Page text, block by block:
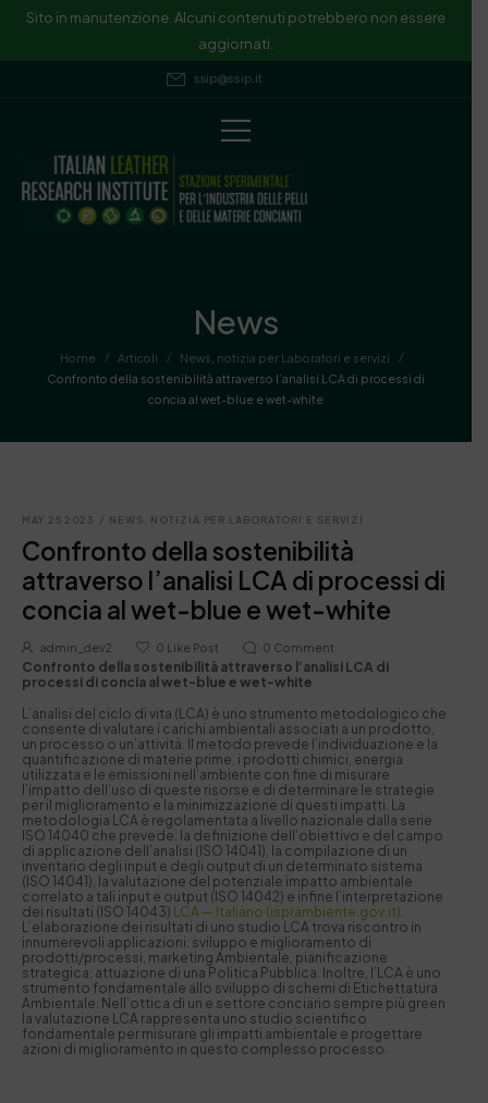
Sito in manutenzione. Alcuni contenuti potrebbero non essere
aggiornati.
ssip@ssip.it
News
Home / Articoli / News notizia per Laboratori e servizi
/
Confronto della sostenibilità attraverso l’analisi LCA di processi di
concia al wet-blue e wet-white
MAY 25 2023 / NEWS, NOTIZIA PER LABORATORI E SERVIZI
Confronto della sostenibilità
attraverso l’analisi LCA di processi di
concia al wet-blue e wet-white
admin_dev2 0 Like Post 0 Comment
Confronto della sostenibilità attraverso l’analisi LCA di
processi di concia al wet-blue e wet-white
L’analisi del ciclo di vita (LCA) è uno strumento metodologico che
consente di valutare i carichi ambientali associati a un prodotto,
un processo o un’attività. Il metodo prevede l’individuazione e la
quantificazione di materie prime, i prodotti chimici, energia
utilizzata e le emissioni nell’ambiente con fine di misurare
l’impatto dell’uso di queste risorse e di determinare le strategie
per il miglioramento e la minimizzazione di questi impatti. La
metodologia LCA è regolamentata a livello nazionale dalla serie
ISO 14040 che prevede: la definizione dell’obiettivo e del campo
di applicazione dell’analisi (ISO 14041), la compilazione di un
inventario degli input e degli output di un determinato sistema
(ISO 14041), la valutazione del potenziale impatto ambientale
correlato a tali input e output (ISO 14042) e infine l’interpretazione
dei risultati (ISO 14043) LCA — Italiano (isprambiente.gov.it).
L’elaborazione dei risultati di uno studio LCA trova riscontro in
innumerevoli applicazioni: sviluppo e miglioramento di
prodotti/processi, marketing Ambientale, pianificazione
strategica; attuazione di una Politica Pubblica. Inoltre, l’LCA è uno
strumento fondamentale allo sviluppo di schemi di Etichettatura
Ambientale. Nell’ottica di un e settore conciario sempre più green
la valutazione LCA rappresenta uno studio scientifico
fondamentale per misurare gli impatti ambientale e progettare
azioni di miglioramento in questo complesso processo.